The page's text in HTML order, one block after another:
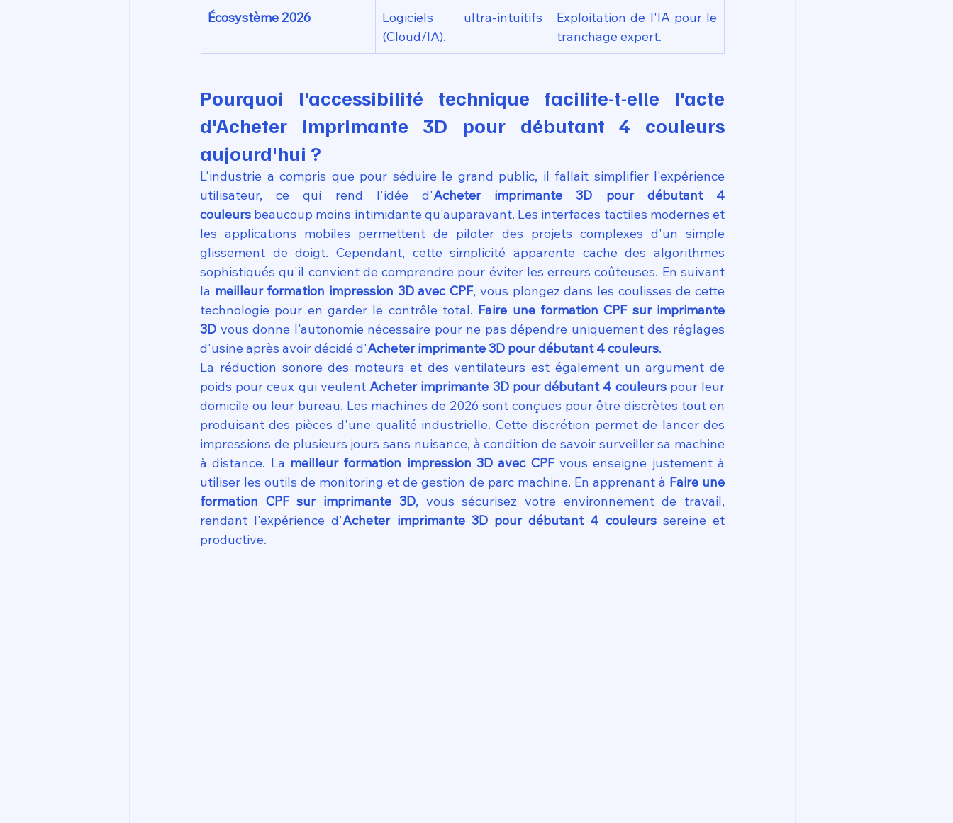
Écosystème 2026
Logiciels ultra-intuitifs
(Cloud/IA).
Exploitation de l'IA pour le
tranchage expert.
Pourquoi l'accessibilité technique facilite-t-elle l'acte
d'Acheter imprimante 3D pour débutant 4 couleurs
aujourd'hui ?
L'industrie a compris que pour séduire le grand public, il fallait simplifier l'expérience
utilisateur, ce qui rend l'idée d'Acheter imprimante 3D pour débutant 4
couleurs beaucoup moins intimidante qu'auparavant. Les interfaces tactiles modernes et
les applications mobiles permettent de piloter des projets complexes d'un simple
glissement de doigt. Cependant, cette simplicité apparente cache des algorithmes
sophistiqués qu'il convient de comprendre pour éviter les erreurs coûteuses. En suivant
la meilleur formation impression 3D avec CPF, vous plongez dans les coulisses de cette
technologie pour en garder le contrôle total. Faire une formation CPF sur imprimante
3D vous donne l'autonomie nécessaire pour ne pas dépendre uniquement des réglages
d'usine après avoir décidé d'Acheter imprimante 3D pour débutant 4 couleurs.
La réduction sonore des moteurs et des ventilateurs est également un argument de
poids pour ceux qui veulent Acheter imprimante 3D pour débutant 4 couleurs pour leur
domicile ou leur bureau. Les machines de 2026 sont conçues pour être discrètes tout en
produisant des pièces d'une qualité industrielle. Cette discrétion permet de lancer des
impressions de plusieurs jours sans nuisance, à condition de savoir surveiller sa machine
à distance. La meilleur formation impression 3D avec CPF vous enseigne justement à
utiliser les outils de monitoring et de gestion de parc machine. En apprenant à Faire une
formation CPF sur imprimante 3D, vous sécurisez votre environnement de travail,
rendant l'expérience d'Acheter imprimante 3D pour débutant 4 couleurs sereine et
productive.